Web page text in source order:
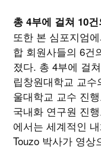
총 4부에 걸쳐 10
또한 본 심포지엄
합 회원사들의 6건
졌다. 총 4부에 걸
립창원대학교 교
울대학교 교수 진
국내화 연구원 진
에서는 세계적인
Touzo 박사가 영